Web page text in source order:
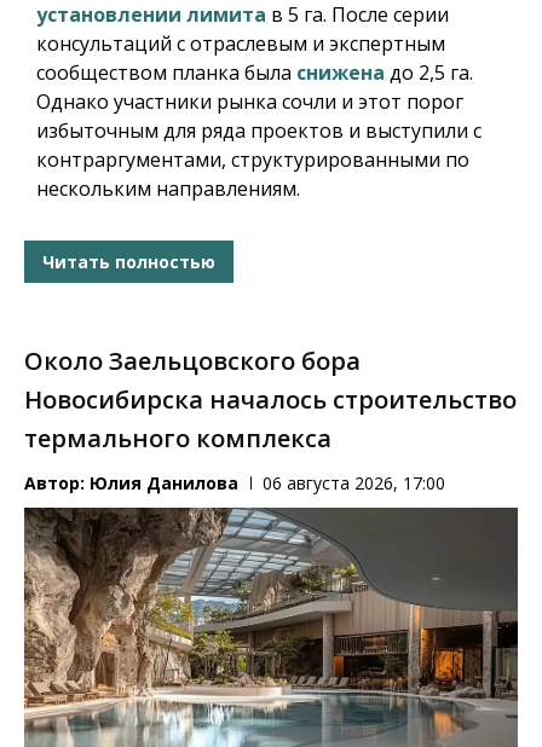
установлении лимита в 5 га. После серии
консультаций с отраслевым и экспертным
сообществом планка была снижена до 2,5 га.
Однако участники рынка сочли и этот порог
избыточным для ряда проектов и выступили с
контраргументами, структурированными по
нескольким направлениям.
Читать полностью
Около Заельцовского бора
Новосибирска началось строительство
термального комплекса
Автор: Юлия Данилова 06 августа 2026, 17:00